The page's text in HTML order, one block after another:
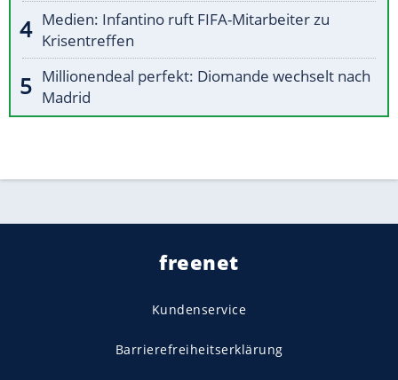
Medien: Infantino ruft FIFA-Mitarbeiter zu
Krisentreffen
Millionendeal perfekt: Diomande wechselt nach
Madrid
freenet
Kundenservice
Barrierefreiheitserklärung